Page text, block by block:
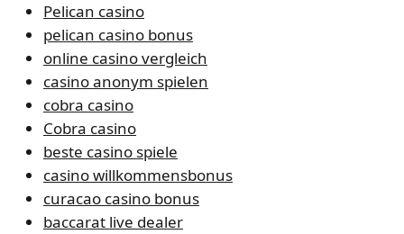
Pelican casino
pelican casino bonus
online casino vergleich
casino anonym spielen
cobra casino
Cobra casino
beste casino spiele
casino willkommensbonus
curacao casino bonus
baccarat live dealer